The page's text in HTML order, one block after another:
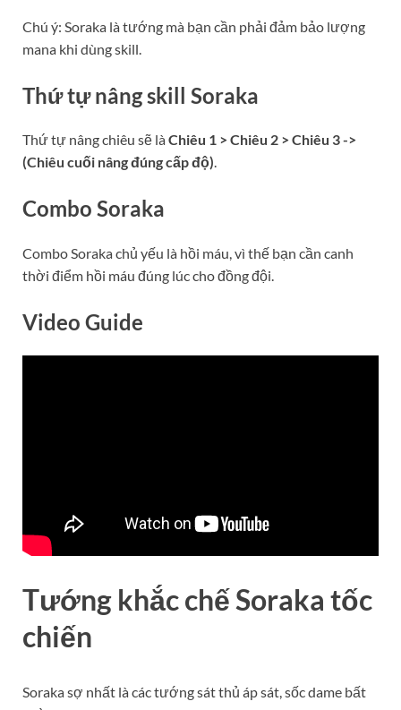
Chú ý: Soraka là tướng mà bạn cần phải đảm bảo lượng
mana khi dùng skill.
Thứ tự nâng skill Soraka
Thứ tự nâng chiêu sẽ làChiêu 1 > Chiêu 2 > Chiêu 3 ->
(Chiêu cuối nâng đúng cấp độ).
Combo Soraka
Combo Soraka chủ yếu là hồi máu, vì thế bạn cần canh
thời điểm hồi máu đúng lúc cho đồng đội.
Video Guide
Tướng khắc chế Soraka tốc
chiến
Soraka sợ nhất là các tướng sát thủ áp sát, sốc dame bất